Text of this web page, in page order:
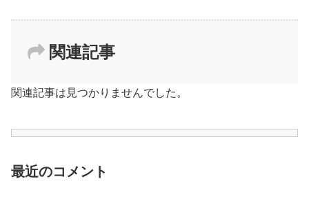
関連記事
関連記事は見つかりませんでした。
最近のコメント